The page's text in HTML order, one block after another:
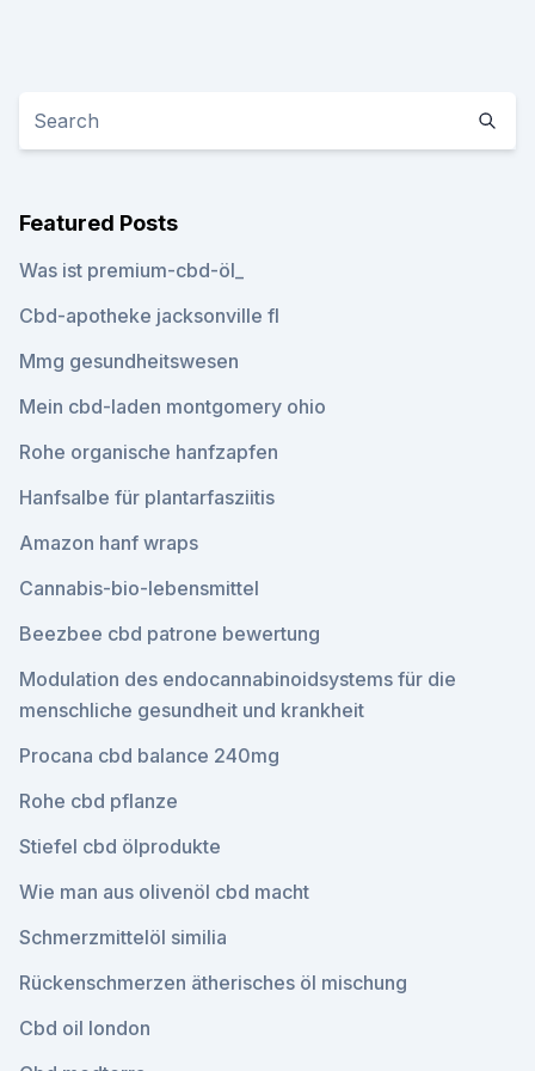
Featured Posts
Was ist premium-cbd-öl_
Cbd-apotheke jacksonville fl
Mmg gesundheitswesen
Mein cbd-laden montgomery ohio
Rohe organische hanfzapfen
Hanfsalbe für plantarfasziitis
Amazon hanf wraps
Cannabis-bio-lebensmittel
Beezbee cbd patrone bewertung
Modulation des endocannabinoidsystems für die
menschliche gesundheit und krankheit
Procana cbd balance 240mg
Rohe cbd pflanze
Stiefel cbd ölprodukte
Wie man aus olivenöl cbd macht
Schmerzmittelöl similia
Rückenschmerzen ätherisches öl mischung
Cbd oil london